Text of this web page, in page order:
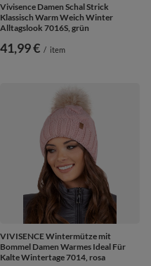
Vivisence Damen Schal Strick
Klassisch Warm Weich Winter
Alltagslook 7016S, grün
41,99 € / item
VIVISENCE Wintermütze mit
Bommel Damen Warmes Ideal Für
Kalte Wintertage 7014, rosa